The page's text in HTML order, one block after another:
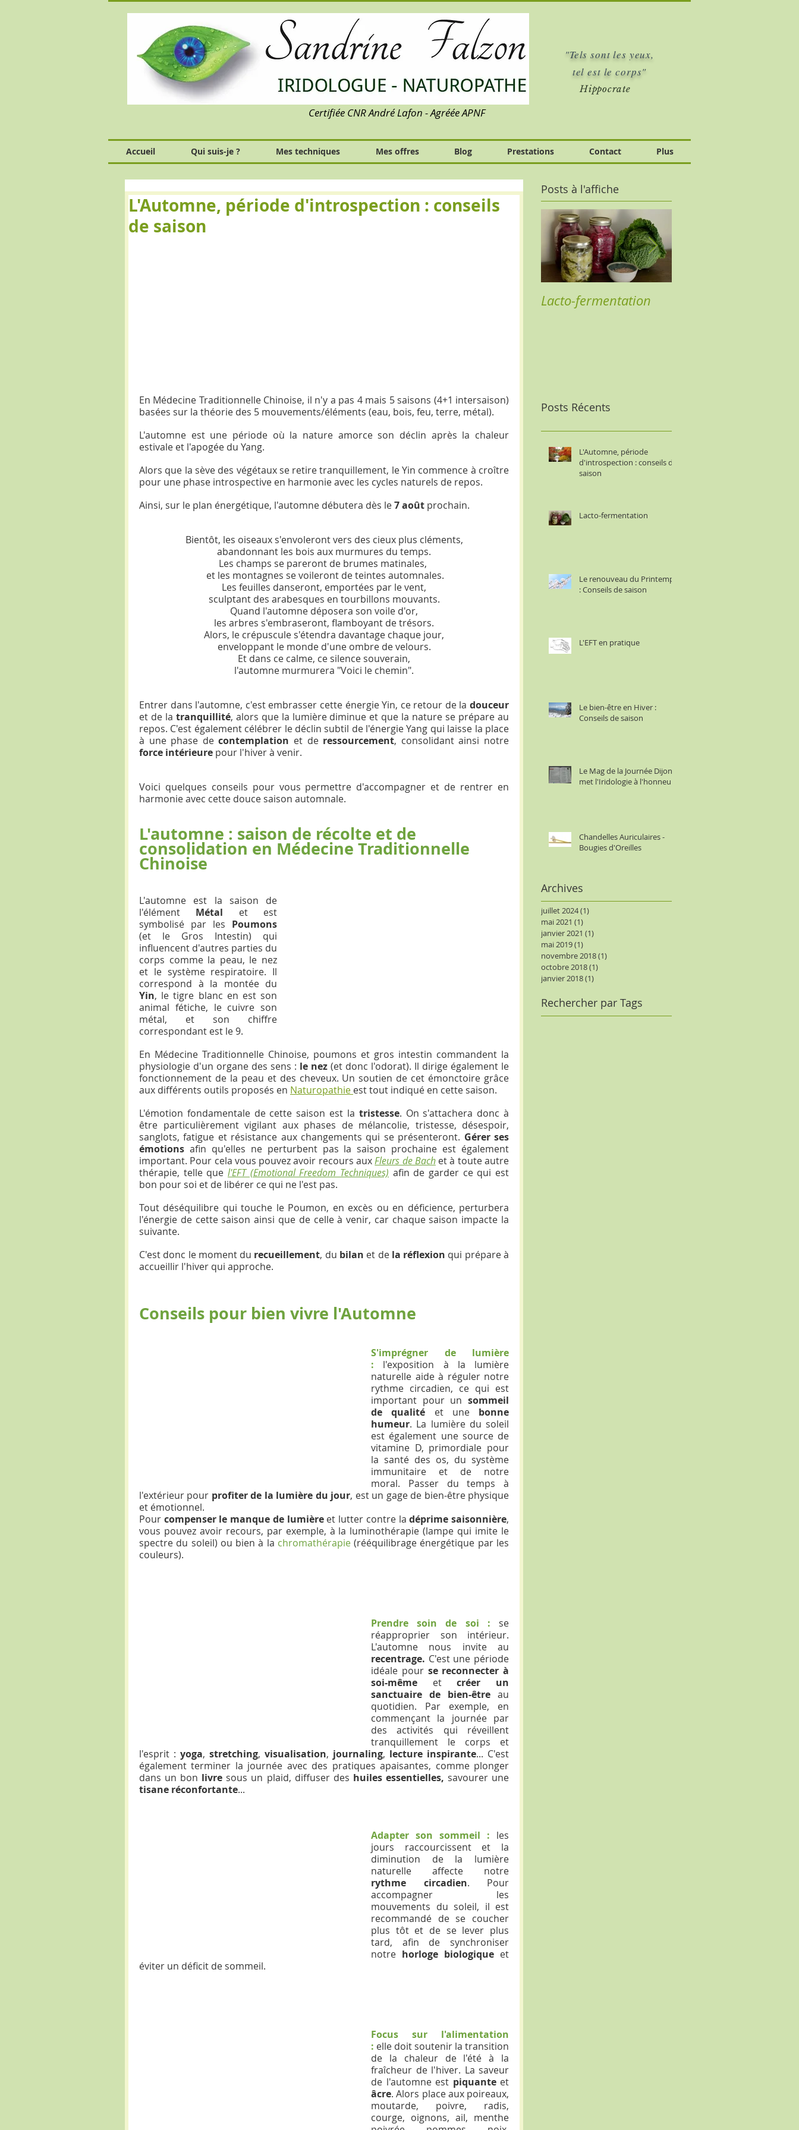
"Tels sont les yeux,
tel est le corps"
Hippocrate
Certifiée CNR André Lafon - Agréée APNF
Accueil Qui suis-je ? Mes techniques Mes offres Blog Prestations Contact Plus
L'Automne, période d'introspection : conseils
de saison
En Médecine Traditionnelle Chinoise, il n'y a pas 4 mais 5 saisons (4+1 intersaison)
basées sur la théorie des 5 mouvements/éléments (eau, bois, feu, terre, métal).
L'automne est une période où la nature amorce son déclin après la chaleur
estivale et l'apogée du Yang.
Alors que la sève des végétaux se retire tranquillement, le Yin commence à croître
pour une phase introspective en harmonie avec les cycles naturels de repos.
Ainsi, sur le plan énergétique, l'automne débutera dès le 7 août prochain.
Bientôt, les oiseaux s'envoleront vers des cieux plus cléments,
abandonnant les bois aux murmures du temps.
Les champs se pareront de brumes matinales,
et les montagnes se voileront de teintes automnales.
Les feuilles danseront, emportées par le vent,
sculptant des arabesques en tourbillons mouvants.
Quand l'automne déposera son voile d'or,
les arbres s'embraseront, flamboyant de trésors.
Alors, le crépuscule s'étendra davantage chaque jour,
enveloppant le monde d'une ombre de velours.
Et dans ce calme, ce silence souverain,
l'automne murmurera "Voici le chemin".
Entrer dans l'automne, c'est embrasser cette énergie Yin, ce retour de la
et de la tranquillité, alors que la lumière diminue et que la nature se prépare au
repos. C'est également célébrer le déclin subtil de l'énergie Yang qui laisse la place
à une phase de contemplation et de ressourcement
force intérieure pour l'hiver à venir.
Voici quelques conseils pour vous permettre d'accompagner et de rentrer en
harmonie avec cette douce saison automnale.
L'automne : saison de récolte et de
consolidation en Médecine Traditionnelle
Chinoise
L'automne est la saison de
l'élément Métal et est
symbolisé par les Poumons
(et le Gros Intestin) qui
influencent d'autres parties du
corps comme la peau, le nez
et le système respiratoire. Il
Yin, le tigre blanc en est son
animal fétiche, le cuivre son
métal, et son chiffre
correspondant est le 9.
En Médecine Traditionnelle Chinoise, poumons et gros intestin commandent la
physiologie d'un organe des sens : le nez (et donc l'odorat). Il dirige également le
fonctionnement de la peau et des cheveux. Un soutien de cet émonctoire grâce
aux différents outils proposés en Naturopathie est tout indiqué en cette saison.
L'émotion fondamentale de cette saison est la tristesse. On s'attachera donc à
être particulièrement vigilant aux phases de mélancolie, tristesse, désespoir,
sanglots, fatigue et résistance aux changements qui se présenteront. Gérer ses
émotions afin qu'elles ne perturbent pas la saison prochaine est également
important. Pour cela vous pouvez avoir recours aux Fleurs de Bach et à toute autre
thérapie, telle que l'EFT (Emotional Freedom Techniques) afin de garder ce qui est
bon pour soi et de libérer ce qui ne l'est pas.
Tout déséquilibre qui touche le Poumon, en excès ou en déficience, perturbera
l'énergie de cette saison ainsi que de celle à venir, car chaque saison impacte la
suivante.
C'est donc le moment du recueillement, du bilan et de la réflexion qui prépare à
accueillir l'hiver qui approche.
Conseils pour bien vivre l'Automne
S'imprégner de lumière
: l'exposition à la lumière
naturelle aide à réguler notre
rythme circadien, ce qui est
important pour un sommeil
de qualité et une bonne
humeur. La lumière du soleil
est également une source de
vitamine D, primordiale pour
la santé des os, du système
immunitaire et de notre
moral. Passer du temps à
l'extérieur pour profiter de la lumière du jour, est un gage de bien-être physique
et émotionnel.
Pour compenser le manque de lumière et lutter contre la déprime saisonnière,
vous pouvez avoir recours, par exemple, à la luminothérapie (lampe qui imite le
spectre du soleil) ou bien à la chromathérapie (rééquilibrage énergétique par les
couleurs).
Prendre soin de soi : se
réapproprier son intérieur.
recentrage. C'est une période
idéale pour se reconnecter à
soi-même et créer un
sanctuaire de bien-être au
quotidien. Par exemple, en
commençant la journée par
des activités qui réveillent
tranquillement le corps et
l'esprit : yoga, stretching, visualisation, journaling, lecture inspirante... C'est
également terminer la journée avec des pratiques apaisantes, comme plonger
dans un bon livre sous un plaid, diffuser des huiles essentielles,
tisane réconfortante...
Adapter son sommeil : les
jours raccourcissent et la
diminution de la lumière
rythme circadien. Pour
accompagner les
mouvements du soleil, il est
recommandé de se coucher
plus tôt et de se lever plus
tard, afin de synchroniser
notre horloge biologique et
éviter un déficit de sommeil.
Focus sur l'alimentation
: elle doit soutenir la transition
de la chaleur de l'été à la
fraîcheur de l'hiver. La saveur
de l'automne est piquante
âcre. Alors place aux poireaux,
moutarde, poivre, radis,
courge, oignons, ail, menthe
Posts à l'affiche
Lacto-fermentation
Posts Récents
L'Automne, période
d'introspection : conseils de
saison
Lacto-fermentation
Le renouveau du Printemps
: Conseils de saison
L'EFT en pratique
Le bien-être en Hiver :
Conseils de saison
Le Mag de la Journée Dijon
met l'Iridologie à l'honneur
Chandelles Auriculaires -
Bougies d'Oreilles
Archives
juillet 2024(1)
mai 2021 (1)
janvier 2021 (1)
mai 2019(1)
novembre 2018(1)
octobre 2018(1)
janvier 2018(1)
Rechercher par Tags